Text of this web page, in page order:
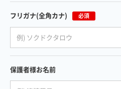
フリガナ(全角カナ) 必須
保護者様お名前